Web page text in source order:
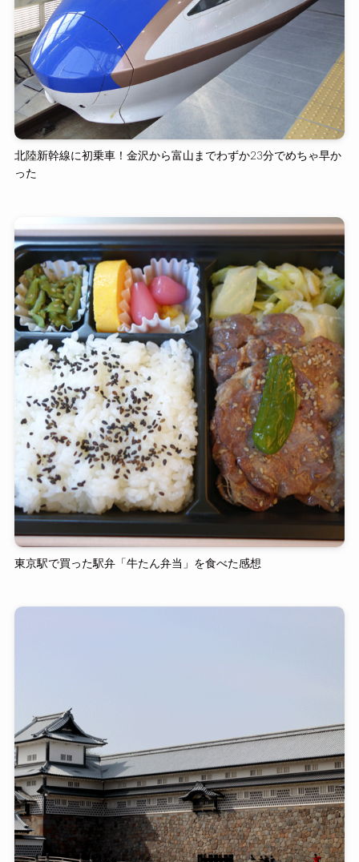
北陸新幹線に初乗車！金沢から富山までわずか23分でめちゃ早か
った
東京駅で買った駅弁「牛たん弁当」を食べた感想